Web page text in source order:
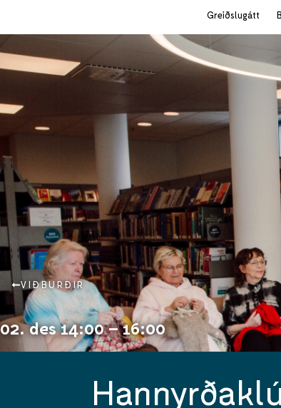
Greiðslugátt
VIÐBURÐIR
02. des 14:00 – 16:00